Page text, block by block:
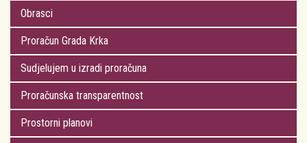
Obrasci
Proračun Grada Krka
Sudjelujem u izradi proračuna
Proračunska transparentnost
Prostorni planovi